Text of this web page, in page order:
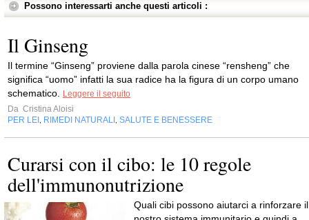
Possono interessarti anche questi articoli :
Il Ginseng
Il termine “Ginseng” proviene dalla parola cinese “rensheng” che
significa “uomo” infatti la sua radice ha la figura di un corpo umano
schematico.
Leggere il seguito
Da Cristina Aloisi
PER LEI
RIMEDI NATURALI SALUTE E BENESSERE
Curarsi con il cibo: le 10 regole
dell'immunonutrizione
Quali cibi possono aiutarci a rinforzare il